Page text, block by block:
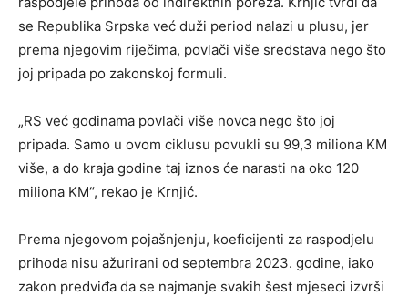
se Republika Srpska već duži period nalazi u plusu, jer
prema njegovim riječima, povlači više sredstava nego što
joj pripada po zakonskoj formuli.
„RS već godinama povlači više novca nego što joj
pripada. Samo u ovom ciklusu povukli su 99,3 miliona KM
više, a do kraja godine taj iznos će narasti na oko 120
miliona KM“, rekao je Krnjić.
Prema njegovom pojašnjenju, koeficijenti za raspodjelu
prihoda nisu ažurirani od septembra 2023. godine, iako
zakon predviđa da se najmanje svakih šest mjeseci izvrši